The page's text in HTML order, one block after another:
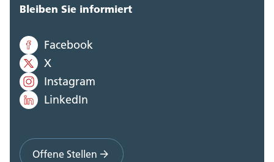
Bleiben Sie informiert
Facebook
X
Instagram
LinkedIn
Offene Stellen